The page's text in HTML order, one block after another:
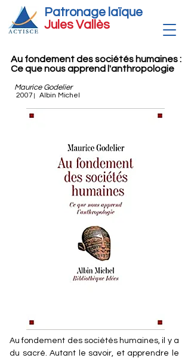
Patronage laïque
Jules Vallès
Au fondement des sociétés humaines :
Ce que nous apprend l'anthropologie
Maurice Godelier
2007 Albin Michel
Au fondement des sociétés humaines, il y a
du sacré. Autant le savoir, et apprendre le